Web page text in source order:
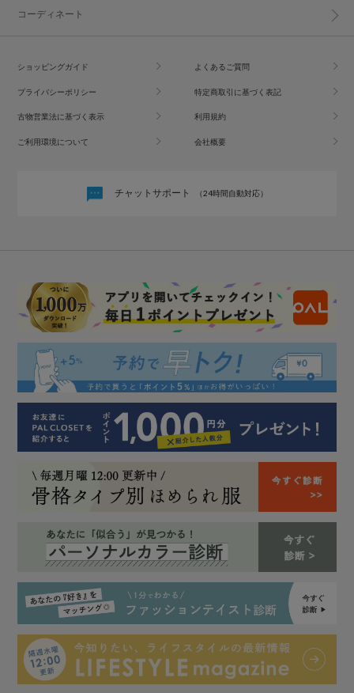
コーディネート
ショッピングガイド よくあるご質問
プライバシーポリシー 特定商取引に基づく表記
古物営業法に基づく表示 利用規約
ご利用環境について 会社概要
チャットサポート （24時間自動対応）